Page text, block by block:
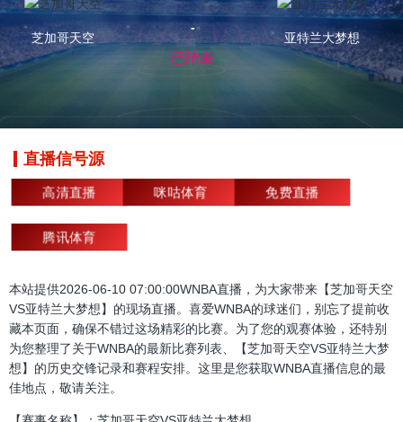
芝加哥天空
-
已结束
亚特兰大梦想
直播信号源
高清直播 咪咕体育 免费直播
腾讯体育
本站提供2026-06-10 07:00:00WNBA直播，为大家带来【芝加哥天空
VS亚特兰大梦想】的现场直播。喜爱WNBA的球迷们，别忘了提前收
藏本页面，确保不错过这场精彩的比赛。为了您的观赛体验，还特别
为您整理了关于WNBA的最新比赛列表、【芝加哥天空VS亚特兰大梦
想】的历史交锋记录和赛程安排。这里是您获取WNBA直播信息的最
佳地点，敬请关注。